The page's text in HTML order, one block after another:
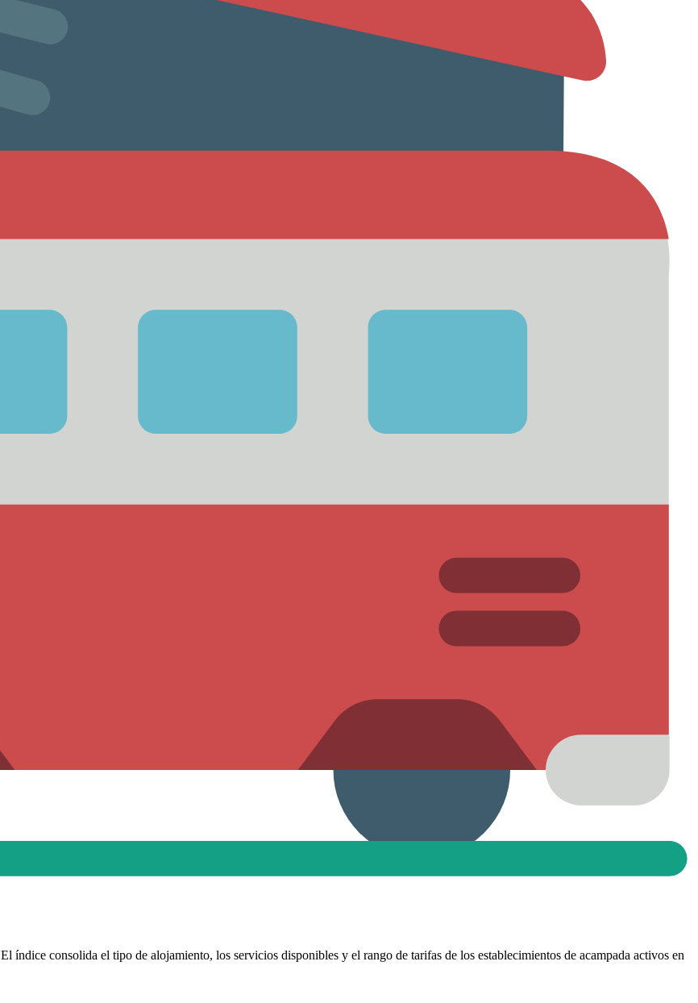
El índice consolida el tipo de alojamiento, los servicios disponibles y el rango de tarifas de los establecimientos de acampada activos en